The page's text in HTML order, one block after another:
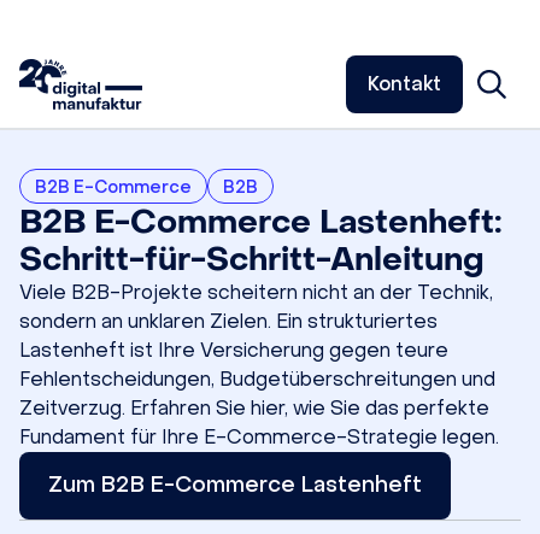
Kontakt
B2B E-Commerce B2B
B2B E-Commerce Lastenheft:
Schritt-für-Schritt-Anleitung
Viele B2B-Projekte scheitern nicht an der Technik,
sondern an unklaren Zielen. Ein strukturiertes
Lastenheft ist Ihre Versicherung gegen teure
Fehlentscheidungen, Budgetüberschreitungen und
Zeitverzug. Erfahren Sie hier, wie Sie das perfekte
Fundament für Ihre E-Commerce-Strategie legen.
Zum B2B E-Commerce Lastenheft